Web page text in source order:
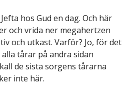
hos Gud en dag. Och här
och vrida ner megahertzen
och utkast. Varför? Jo, för det
tårar på andra sidan
de sista sorgens tårarna
inte här.